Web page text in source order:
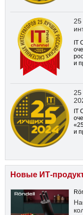
25
IT
и
25
IT
и
Новые ИТ-